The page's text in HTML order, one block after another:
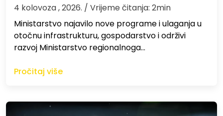
4 kolovoza , 2026. / Vrijeme čitanja: 2min
Ministarstvo najavilo nove programe i ulaganja u
otočnu infrastrukturu, gospodarstvo i održivi
razvoj Ministarstvo regionalnoga…
Pročitaj više